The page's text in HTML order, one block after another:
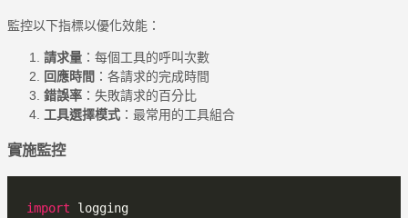
監控以下指標以優化效能：
請求量 ：每個工具的呼叫次數
回應時間 ：各請求的完成時間
錯誤率 ：失敗請求的百分比
工具選擇模式 ：最常用的工具組合
實施監控
import